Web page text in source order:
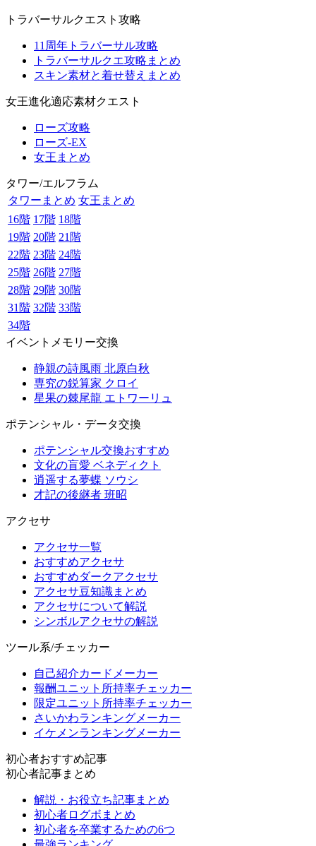
トラバーサルクエスト攻略
11周年トラバーサル攻略
トラバーサルクエ攻略まとめ
スキン素材と着せ替えまとめ
女王進化適応素材クエスト
ローズ攻略
ローズ-EX
女王まとめ
タワー/エルフラム
タワーまとめ 女王まとめ
16階 17階 18階
19階 20階 21階
22階 23階 24階
25階 26階 27階
28階 29階 30階
31階 32階 33階
34階
イベントメモリー交換
静親の詩風雨 北原白秋
専究の鋭算家 クロイ
星果の棘尾龍 エトワーリュ
ポテンシャル・データ交換
ポテンシャル交換おすすめ
文化の盲愛 ベネディクト
逍遥する夢蝶 ソウシ
才記の後継者 班昭
アクセサ
アクセサ一覧
おすすめアクセサ
おすすめダークアクセサ
アクセサ豆知識まとめ
アクセサについて解説
シンボルアクセサの解説
ツール系/チェッカー
自己紹介カードメーカー
報酬ユニット所持率チェッカー
限定ユニット所持率チェッカー
さいかわランキングメーカー
イケメンランキングメーカー
初心者おすすめ記事
初心者記事まとめ
解説・お役立ち記事まとめ
初心者ログボまとめ
初心者を卒業するための6つ